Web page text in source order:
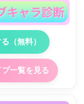
（無料）
一覧を見る